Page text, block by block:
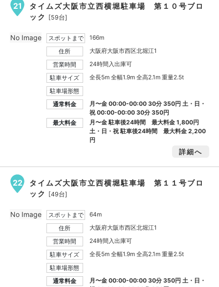
21
タイムズ大阪市立西横堀駐車場 第１０号ブロ
ック
[59台]
スポットまで
166m
住所
大阪府大阪市西区北堀江1
営業時間
24時間入出庫可
駐車サイズ
全長5m 全幅1.9m 全高2.1m 重量2.5t
駐車場形態
通常料金
月〜金 00:00-00:00 30分 350円 土・日・
祝 00:00-00:00 30分 350円
最大料金
月〜金 駐車後24時間 最大料金1,800円
土・日・祝 駐車後24時間 最大料金2,200
円
詳細へ
No Image
22
タイムズ大阪市立西横堀駐車場 第１１号ブロ
ック
[49台]
スポットまで
64m
住所
大阪府大阪市西区北堀江1
営業時間
24時間入出庫可
駐車サイズ
全長5m 全幅1.9m 全高2.1m 重量2.5t
駐車場形態
通常料金
月〜金 00:00-00:00 30分 350円 土・日・
No Image